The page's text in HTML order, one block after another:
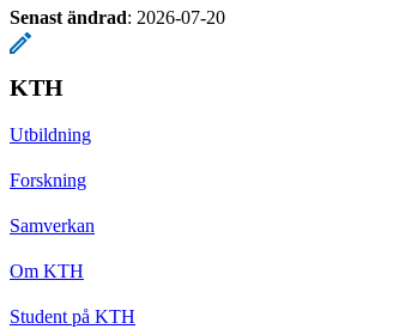
Senast ändrad: 2026-07-20
KTH
Utbildning
Forskning
Samverkan
Om KTH
Student på KTH